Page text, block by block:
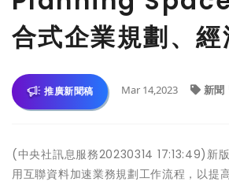
合式企業規劃、
推廣新聞稿 Mar 14,2023 新聞
(中央社訊息服務20230314 17:13:49)新
用互聯資料加速業務規劃工作流程，以提